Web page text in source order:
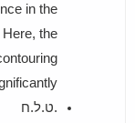
in the
the
.ט.ל.ח